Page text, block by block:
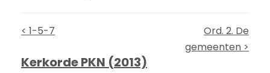
< 1-5-7
Ord. 2. De
gemeenten >
Kerkorde PKN (2013)